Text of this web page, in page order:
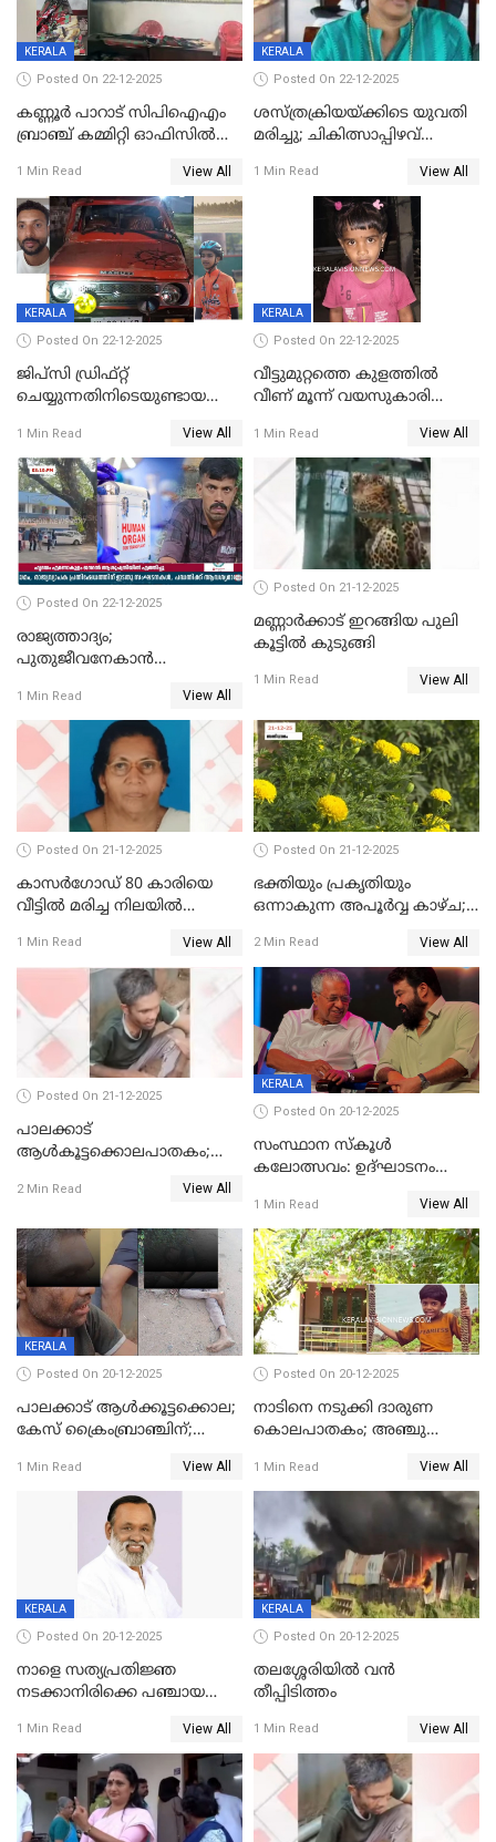
KERALA
Posted On 22-12-2025
കണ്ണൂർ പാറാട് സിപിഐഎം
ബ്രാഞ്ച് കമ്മിറ്റി ഓഫിസിൽ
ചിത്രങ്ങളടക്കം കത്തിയ
നിലയിൽ
1 Min Read View All
KERALA
Posted On 22-12-2025
ശസ്ത്രക്രിയയ്‌ക്കിടെ യുവതി
മരിച്ചു; ചികിത്സാപ്പിഴവ്
സംഭവം മാവേലിക്കരയിൽ
1 Min Read View All
KERALA
Posted On 22-12-2025
ജിപ്സി ഡ്രിഫ്റ്റ്
ചെയ്യുന്നതിനിടെയുണ്ടായ
ദാരുണാന്ത്യം; ജീപ്സി
ഓടിച്ചയാൾ അറസ്റ്റിൽ.
1 Min Read View All
KERALA
Posted On 22-12-2025
വീട്ടുമുറ്റത്തെ കുളത്തിൽ
വീണ് മൂന്ന് വയസുകാരി
1 Min Read View All
Posted On 22-12-2025
രാജ്യത്താദ്യം;
പുതുജീവനേകാൻ
എറണാകുളം സർക്കാർ
ജനറൽ
ആശുപത്രിയിലെത്തിച്ചു
1 Min Read View All
Posted On 21-12-2025
മണ്ണാർക്കാട് ഇറങ്ങിയ പുലി
കൂട്ടിൽ കുടുങ്ങി
1 Min Read View All
Posted On 21-12-2025
കാസർഗോഡ് 80 കാരിയെ
വീട്ടിൽ മരിച്ച നിലയിൽ
1 Min Read View All
Posted On 21-12-2025
ഭക്തിയും പ്രകൃതിയും
ഒന്നാകുന്ന അപൂര്‍വ്വ കാഴ്ച;
കാഴ്ചാനുഭവമൊരുക്കി
ശബരീ നന്ദനം
2 Min Read View All
Posted On 21-12-2025
പാലക്കാട്‌
ആൾകൂട്ടക്കൊലപാതകം;
ഊർജ്ജിതമാക്കിമാക്കി
2 Min Read View All
KERALA
Posted On 20-12-2025
സംസ്ഥാന സ്കൂൾ
കലോത്സവം: ഉദ്ഘാടനം
മുഖ്യാതിഥിയായി
മോഹൻലാൽ
1 Min Read View All
KERALA
Posted On 20-12-2025
പാലക്കാട് ആൾക്കൂട്ടക്കൊല;
കേസ് ക്രൈംബ്രാഞ്ചിന്;
അന്വേഷിക്കും
1 Min Read View All
Posted On 20-12-2025
നാടിനെ നടുക്കി ദാരുണ
കൊലപാതകം; അഞ്ചു
കഴുത്തുഞെരിച്ച് കൊന്നു
1 Min Read View All
KERALA
Posted On 20-12-2025
നാളെ സത്യപ്രതിജ്ഞ
നടക്കാനിരിക്കെ പഞ്ചായത്ത്
1 Min Read View All
KERALA
Posted On 20-12-2025
തലശ്ശേരിയിൽ വൻ
തീപ്പിടിത്തം
1 Min Read View All